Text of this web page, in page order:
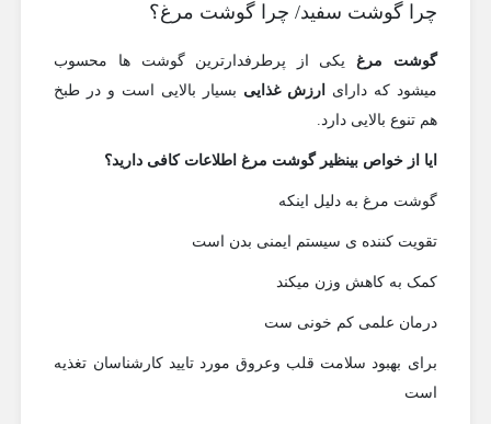
چرا گوشت سفید/ چرا گوشت مرغ؟
گوشت مرغ یکی از پرطرفدارترین گوشت ها محسوب
میشود که دارای ارزش غذایی بسیار بالایی است و در طبخ
هم تنوع بالایی دارد.
ایا از خواص بینظیر گوشت مرغ اطلاعات کافی دارید؟
گوشت مرغ به دلیل اینکه
تقویت کننده ی سیستم ایمنی بدن است
کمک به کاهش وزن میکند
درمان علمی کم خونی ست
برای بهبود سلامت قلب وعروق مورد تایید کارشناسان تغذیه
است